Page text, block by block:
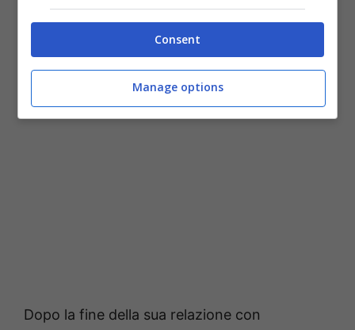
Fonte: Instagram
Dopo la fine della sua relazione con
Consent
Manage options